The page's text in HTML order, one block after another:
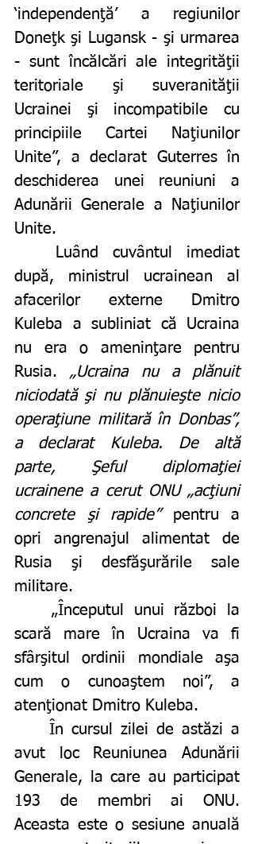
‘independenţă’ a regiunilor
Doneţk şi Lugansk - şi urmarea
- sunt încălcări ale integrităţii
teritoriale şi suveranităţii
Ucrainei şi incompatibile cu
principiile Cartei Naţiunilor
Unite”, a declarat Guterres în
deschiderea unei reuniuni a
Adunării Generale a Naţiunilor
Unite.
după, ministrul ucrainean al
afacerilor externe Dmitro
Kuleba a subliniat că Ucraina
nu era o ameninţare pentru
Rusia. „Ucraina nu a plănuit
niciodată şi nu plănuieşte nicio
operaţiune militară în Donbas”,
a declarat Kuleba. De altă
parte, Şeful diplomaţiei
ucrainene a cerut ONU „acţiuni
concrete şi rapide” pentru a
opri angrenajul alimentat de
Rusia şi desfăşurările sale
militare.
scară mare în Ucraina va fi
sfârşitul ordinii mondiale aşa
cum o cunoaştem noi”, a
atenţionat Dmitro Kuleba.
avut loc Reuniunea Adunării
Generale, la care au participat
193 de membri ai ONU.
Aceasta este o sesiune anuală